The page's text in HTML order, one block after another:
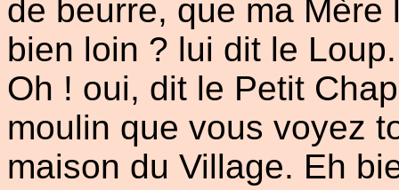
de beurre, que ma
bien loin ? lui dit le Loup.
Oh ! oui, dit le Petit
moulin que vous voyez
maison du Village. Eh